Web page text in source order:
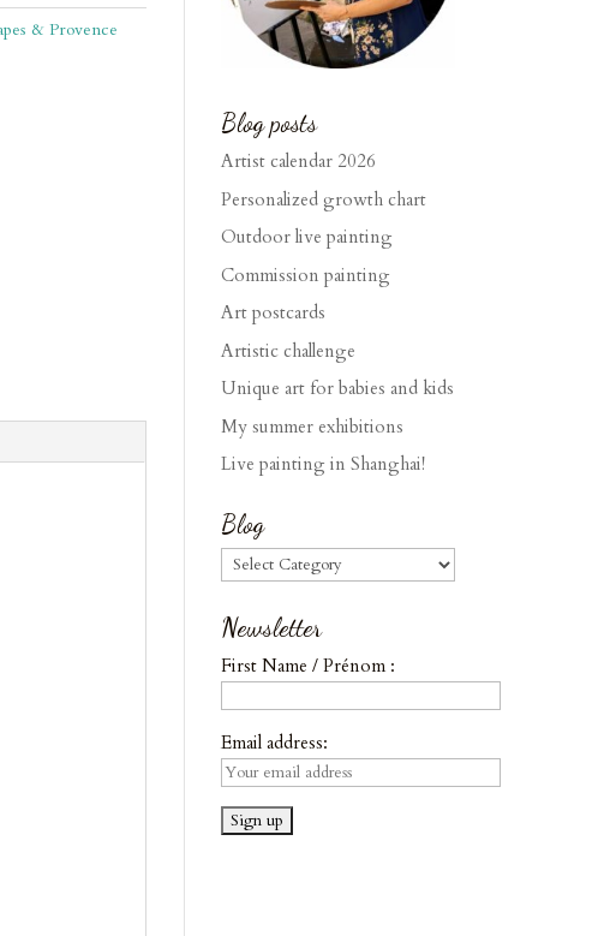
& Provence
Blog posts
Artist calendar 2026
Personalized growth chart
Outdoor live painting
Commission painting
Art postcards
Artistic challenge
Unique art for babies and kids
My summer exhibitions
Live painting in Shanghai!
Blog
Blog
Newsletter
First Name / Prénom :
Email address: